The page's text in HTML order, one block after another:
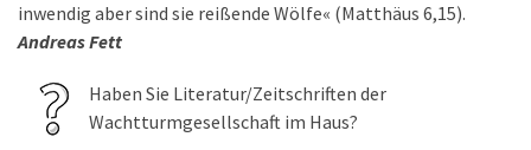
inwendig aber sind sie reißende Wölfe« (Matthäus 6,15).
Andreas Fett
Haben Sie Literatur/Zeitschriften der
Wachtturmgesellschaft im Haus?